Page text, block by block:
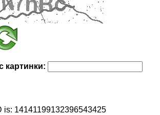
картинки:
is: 14141199132396543425